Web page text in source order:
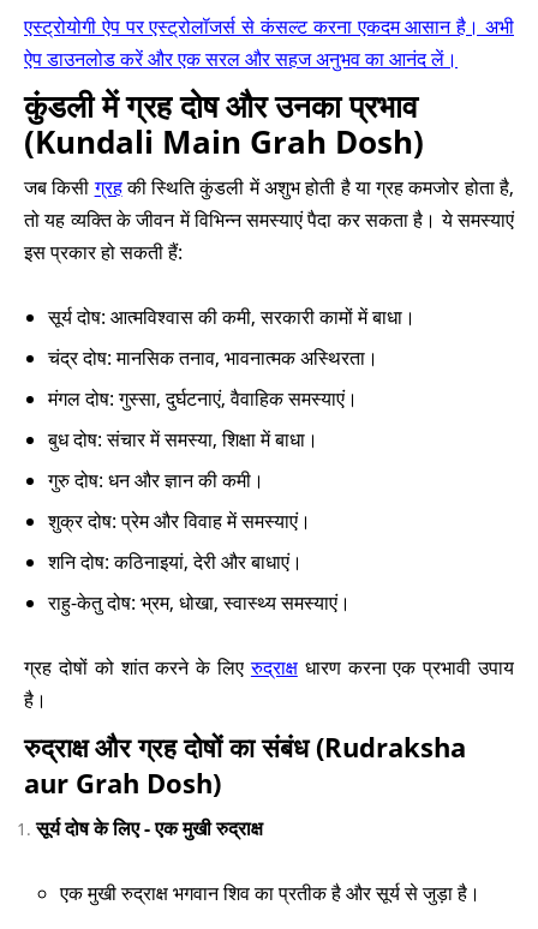
एस्ट्रोयोगी ऐप पर एस्ट्रोलॉजर्स से कंसल्ट करना एकदम आसान है। अभी
ऐप डाउनलोड करें और एक सरल और सहज अनुभव का आनंद लें।
कुंडली में ग्रह दोष और उनका प्रभाव
(Kundali Main Grah Dosh)
जब किसीग्रहकी स्थिति कुंडली में अशुभ होती है या ग्रह कमजोर होता है,
तो यह व्यक्ति के जीवन में विभिन्न समस्याएं पैदा कर सकता है। ये समस्याएं
इस प्रकार हो सकती हैं:
सूर्य दोष: आत्मविश्वास की कमी, सरकारी कामों में बाधा।
चंद्र दोष: मानसिक तनाव, भावनात्मक अस्थिरता।
मंगल दोष: गुस्सा, दुर्घटनाएं, वैवाहिक समस्याएं।
बुध दोष: संचार में समस्या, शिक्षा में बाधा।
गुरु दोष: धन और ज्ञान की कमी।
शुक्र दोष: प्रेम और विवाह में समस्याएं।
शनि दोष: कठिनाइयां, देरी और बाधाएं।
राहु-केतु दोष: भ्रम, धोखा, स्वास्थ्य समस्याएं।
ग्रह दोषों को शांत करने के लिएरुद्राक्षधारण करना एक प्रभावी उपाय
है।
रुद्राक्ष और ग्रह दोषों का संबंध (Rudraksha
aur Grah Dosh)
सूर्य दोष के लिए - एक मुखी रुद्राक्ष
एक मुखी रुद्राक्ष भगवान शिव का प्रतीक है और सूर्य से जुड़ा है।